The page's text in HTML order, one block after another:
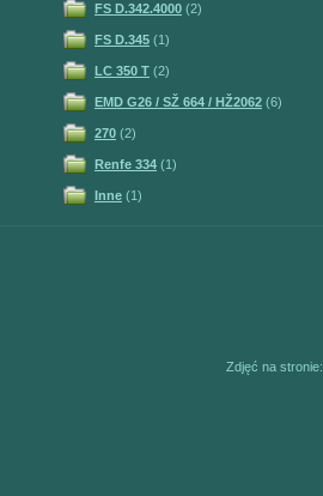
FS D.342.4000 (2)
FS D.345 (1)
LC 350 T (2)
EMD G26 / SŽ 664 / HŽ2062 (6)
270 (2)
Renfe 334 (1)
Inne (1)
Zdjęć na stronie: